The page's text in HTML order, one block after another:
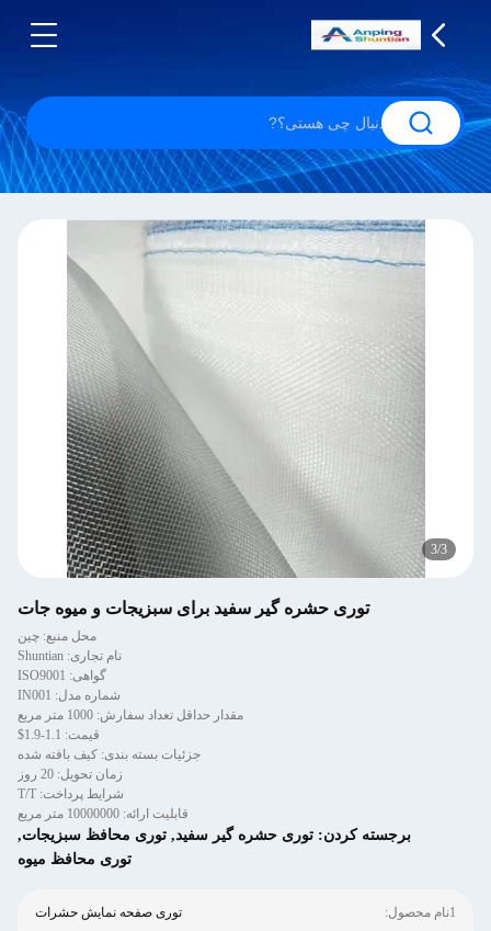
3/3
توری حشره گیر سفید برای سبزیجات و میوه جات
محل منبع: چین
نام تجاری: Shuntian
گواهی: ISO9001
شماره مدل: IN001
مقدار حداقل تعداد سفارش: 1000 متر مربع
قیمت: 1.1-1.9$
جزئیات بسته بندی: کیف بافته شده
زمان تحویل: 20 روز
شرایط پرداخت: T/T
قابلیت ارائه: 10000000 متر مربع
برجسته کردن: توری حشره گیر سفید, توری محافظ سبزیجات,
توری محافظ میوه
1نام محصول: توری صفحه نمایش حشرات